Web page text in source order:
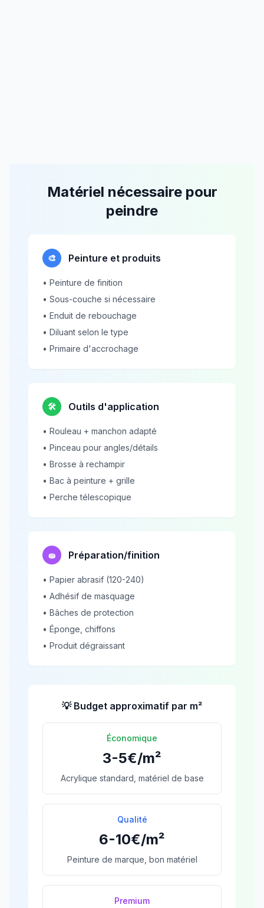
Matériel nécessaire pour
peindre
🎨 Peinture et produits
• Peinture de finition
• Sous-couche si nécessaire
• Enduit de rebouchage
• Diluant selon le type
• Primaire d'accrochage
🛠️ Outils d'application
• Rouleau + manchon adapté
• Pinceau pour angles/détails
• Brosse à rechampir
• Bac à peinture + grille
• Perche télescopique
🧽 Préparation/finition
• Papier abrasif (120-240)
• Adhésif de masquage
• Bâches de protection
• Éponge, chiffons
• Produit dégraissant
💡 Budget approximatif par m²
Économique
3-5€/m²
Acrylique standard, matériel de base
Qualité
6-10€/m²
Peinture de marque, bon matériel
Premium